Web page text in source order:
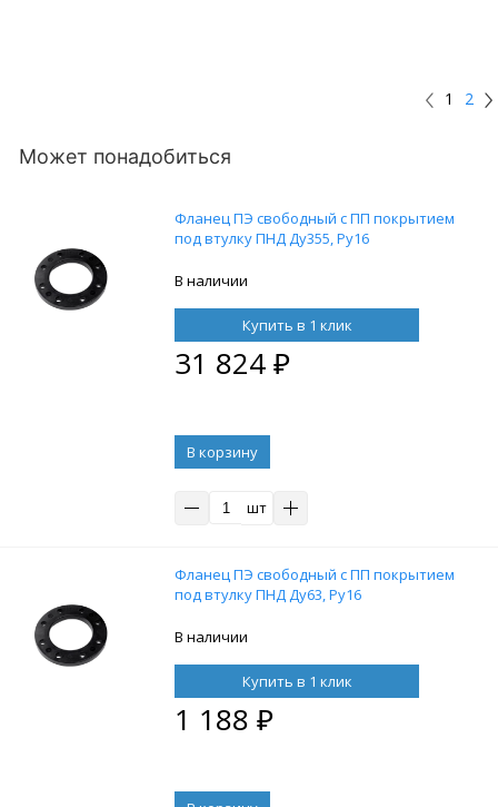
1 2
Может понадобиться
Фланец ПЭ свободный с ПП покрытием
под втулку ПНД Ду355, Ру16
В наличии
Купить в 1 клик
31 824₽
В корзину
шт
Фланец ПЭ свободный с ПП покрытием
под втулку ПНД Ду63, Ру16
В наличии
Купить в 1 клик
1 188 ₽